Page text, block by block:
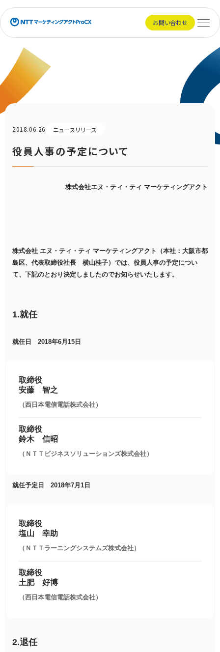
NTTマーケティングアクトProCX お問い合わせ
メニ
2018.06.26 ニュースリリース
役員人事の予定について
株式会社エヌ・ティ・ティ マーケティングアクト
株式会社 エヌ・ティ・ティ マーケティングアクト（本社：大阪市都
島区、代表取締役社長 横山桂子）では、役員人事の予定につい
て、下記のとおり決定しましたのでお知らせいたします。
1.就任
就任日 2018年6月15日
取締役
安藤 智之
（西日本電信電話株式会社）
取締役
鈴木 信昭
（ＮＴＴビジネスソリューションズ株式会社）
就任予定日 2018年7月1日
取締役
塩山 幸助
（ＮＴＴラーニングシステムズ株式会社）
取締役
土肥 好博
（西日本電信電話株式会社）
2.退任